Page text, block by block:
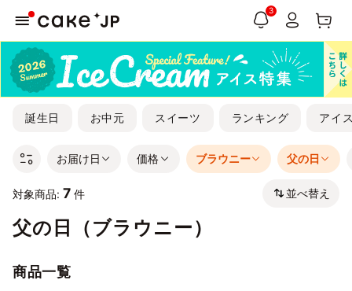
3
誕生日 お中元 スイーツ ランキング アイ
お届け日 価格 ブラウニー 父の日
対象商品: 7 件 並べ替え
父の日（ブラウニー）
商品一覧